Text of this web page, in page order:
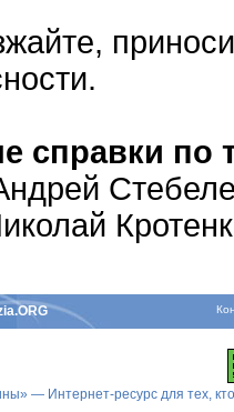
справки по
— Интернет-ресурс для тех,